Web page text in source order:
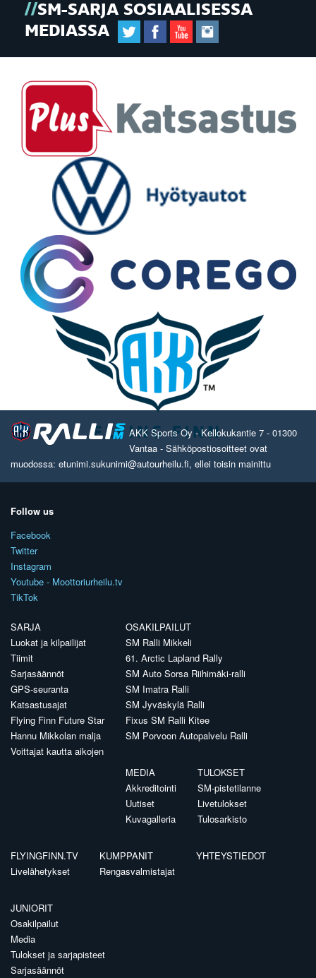
SM-SARJA SOSIAALISESSA
MEDIASSA
AKK Sports Oy - Kellokukantie 7 - 01300
Vantaa - Sähköpostiosoitteet ovat
muodossa: etunimi.sukunimi@autourheilu.fi, ellei toisin mainittu
Follow us
Facebook
Twitter
Instagram
Youtube - Moottoriurheilu.tv
TikTok
SARJA
Luokat ja kilpailijat
Tiimit
Sarjasäännöt
GPS-seuranta
Katsastusajat
Flying Finn Future Star
Hannu Mikkolan malja
Voittajat kautta aikojen
OSAKILPAILUT
SM Ralli Mikkeli
61. Arctic Lapland Rally
SM Auto Sorsa Riihimäki-ralli
SM Imatra Ralli
SM Jyväskylä Ralli
Fixus SM Ralli Kitee
SM Porvoon Autopalvelu Ralli
MEDIA
Akkreditointi
Uutiset
Kuvagalleria
TULOKSET
SM-pistetilanne
Livetulokset
Tulosarkisto
FLYINGFINN.TV
Livelähetykset
KUMPPANIT
Rengasvalmistajat
YHTEYSTIEDOT
JUNIORIT
Osakilpailut
Media
Tulokset ja sarjapisteet
Sarjasäännöt